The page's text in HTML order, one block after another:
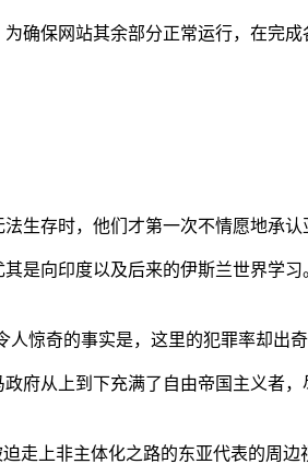
确保网站其余部分正常运行，在完
生存时，他们才第一次不情愿地承认
是向印度以及后来的伊斯兰世界学
惊奇的事实是，这里的犯罪率却出
府从上到下充满了自由帝国主义者
走上非主体化之路的东亚代表的周